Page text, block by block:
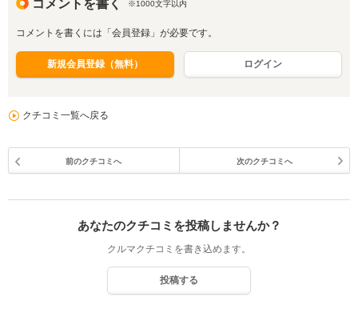
コメントを書く ※1000文字以内
コメントを書くには「会員登録」が必要です。
新規会員登録（無料） ログイン
クチコミ一覧へ戻る
前のクチコミへ 次のクチコミへ
あなたのクチコミを投稿しませんか？
クルマクチコミを書き込めます。
投稿する